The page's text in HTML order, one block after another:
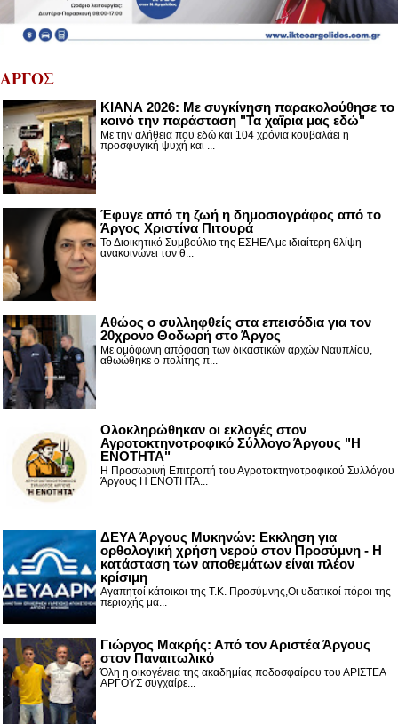
ΑΡΓΟΣ
ΚΙΑΝΑ 2026: Με συγκίνηση παρακολούθησε το
κοινό την παράσταση "Τα χαΐρια μας εδώ"
Με την αλήθεια που εδώ και 104 χρόνια κουβαλάει η
προσφυγική ψυχή και ...
Έφυγε από τη ζωή η δημοσιογράφος από το
Άργος Χριστίνα Πιτουρά
Το Διοικητικό Συμβούλιο της ΕΣΗΕΑ με ιδιαίτερη θλίψη
ανακοινώνει τον θ...
Αθώος ο συλληφθείς στα επεισόδια για τον
20χρονο Θοδωρή στο Άργος
Με ομόφωνη απόφαση των δικαστικών αρχών Ναυπλίου,
αθωώθηκε ο πολίτης π...
Ολοκληρώθηκαν οι εκλογές στον
Αγροτοκτηνοτροφικό Σύλλογο Άργους "Η
ΕΝΟΤΗΤΑ"
Η Προσωρινή Επιτροπή του Αγροτοκτηνοτροφικού Συλλόγου
Άργους Η ΕΝΟΤΗΤΑ...
ΔΕΥΑ Άργους Μυκηνών: Εκκληση για
ορθολογική χρήση νερού στον Προσύμνη - Η
κατάσταση των αποθεμάτων είναι πλέον
κρίσιμη
Αγαπητοί κάτοικοι της Τ.Κ. Προσύμνης,Οι υδατικοί πόροι της
περιοχής μα...
Γιώργος Μακρής: Από τον Αριστέα Άργους
στον Παναιτωλικό
Όλη η οικογένεια της ακαδημίας ποδοσφαίρου του ΑΡΙΣΤΕΑ
ΑΡΓΟΥΣ συγχαίρε...